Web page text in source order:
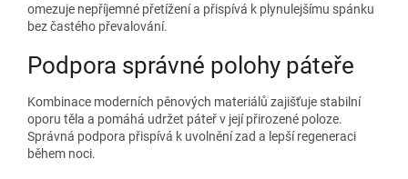
omezuje nepříjemné přetížení a přispívá k plynulejšímu spánku
bez častého převalování.
Podpora správné polohy páteře
Kombinace moderních pěnových materiálů zajišťuje stabilní
oporu těla a pomáhá udržet páteř v její přirozené poloze.
Správná podpora přispívá k uvolnění zad a lepší regeneraci
během noci.